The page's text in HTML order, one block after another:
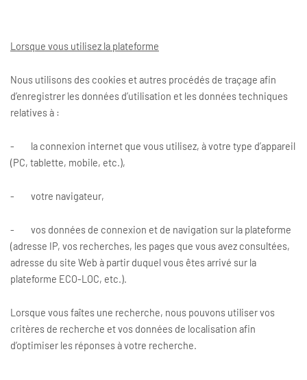
Lorsque vous utilisez la plateforme
Nous utilisons des cookies et autres procédés de traçage afin
d’enregistrer les données d’utilisation et les données techniques
relatives à :
- la connexion internet que vous utilisez, à votre type d’appareil
(PC, tablette, mobile, etc.),
- votre navigateur,
- vos données de connexion et de navigation sur la plateforme
(adresse IP, vos recherches, les pages que vous avez consultées,
adresse du site Web à partir duquel vous êtes arrivé sur la
plateforme ECO-LOC, etc.).
Lorsque vous faîtes une recherche, nous pouvons utiliser vos
critères de recherche et vos données de localisation afin
d’optimiser les réponses à votre recherche.